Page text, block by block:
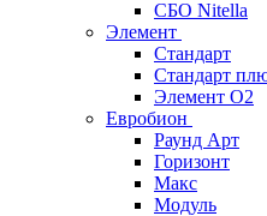
СБО Nitella
Элемент
Стандарт
Стандарт
Элемент О2
Евробион
Раунд Арт
Горизонт
Макс
Модуль